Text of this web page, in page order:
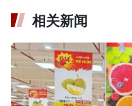
相关新闻